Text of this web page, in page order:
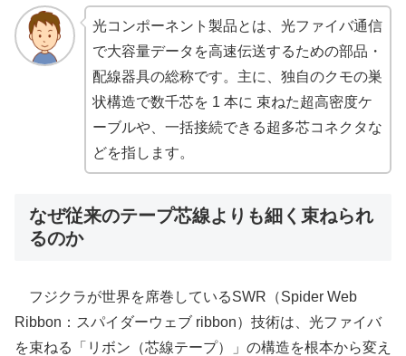
光コンポーネント製品とは、光ファイバ通信
で大容量データを高速伝送するための部品・
配線器具の総称です。主に、独自のクモの巣
状構造で数千芯を 1 本に 束ねた超高密度ケ
ーブルや、一括接続できる超多芯コネクタな
どを指します。
なぜ従来のテープ芯線よりも細く束ねられ
るのか
フジクラが世界を席巻しているSWR（Spider Web
Ribbon：スパイダーウェブ ribbon）技術は、光ファイバ
を束ねる「リボン（芯線テープ）」の構造を根本から変え